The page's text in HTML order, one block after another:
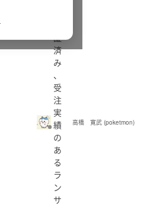
証
済
み
、
受
注
実
績
の
あ
る
ラ
ン
サ
高橋 寛武 (poketmon)